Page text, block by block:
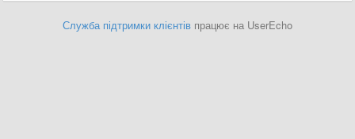
Служба підтримки клієнтів працює на UserEcho